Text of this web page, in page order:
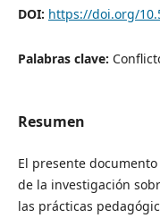
DOI: https://doi.org/
Palabras clave:
Resumen
El presente
de la investigación
las prácticas